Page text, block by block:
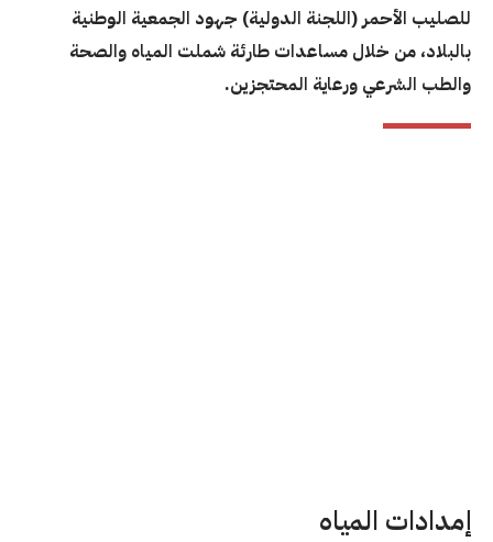
للصليب الأحمر (اللجنة الدولية) جهود الجمعية الوطنية
بالبلاد، من خلال مساعدات طارئة شملت المياه والصحة
والطب الشرعي ورعاية المحتجزين.
إمدادات المياه